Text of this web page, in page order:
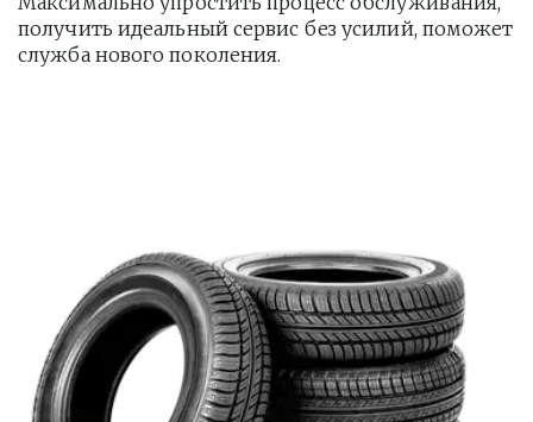
получить идеальный сервис без усилий, поможет
служба нового поколения.